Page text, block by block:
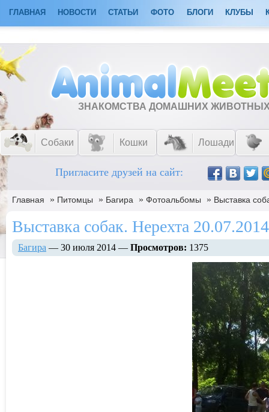
ГЛАВНАЯ НОВОСТИ СТАТЬИ ФОТО БЛОГИ КЛУБЫ
ЗНАКОМСТВА ДОМАШНИХ
Собаки Кошки Лошади
Пригласите друзей на сайт:
Главная » Питомцы » Багира » Фотоальбомы » Выставка
Выставка собак. Нерехта
Багира — 30 июля 2014 — Просмотров: 1375